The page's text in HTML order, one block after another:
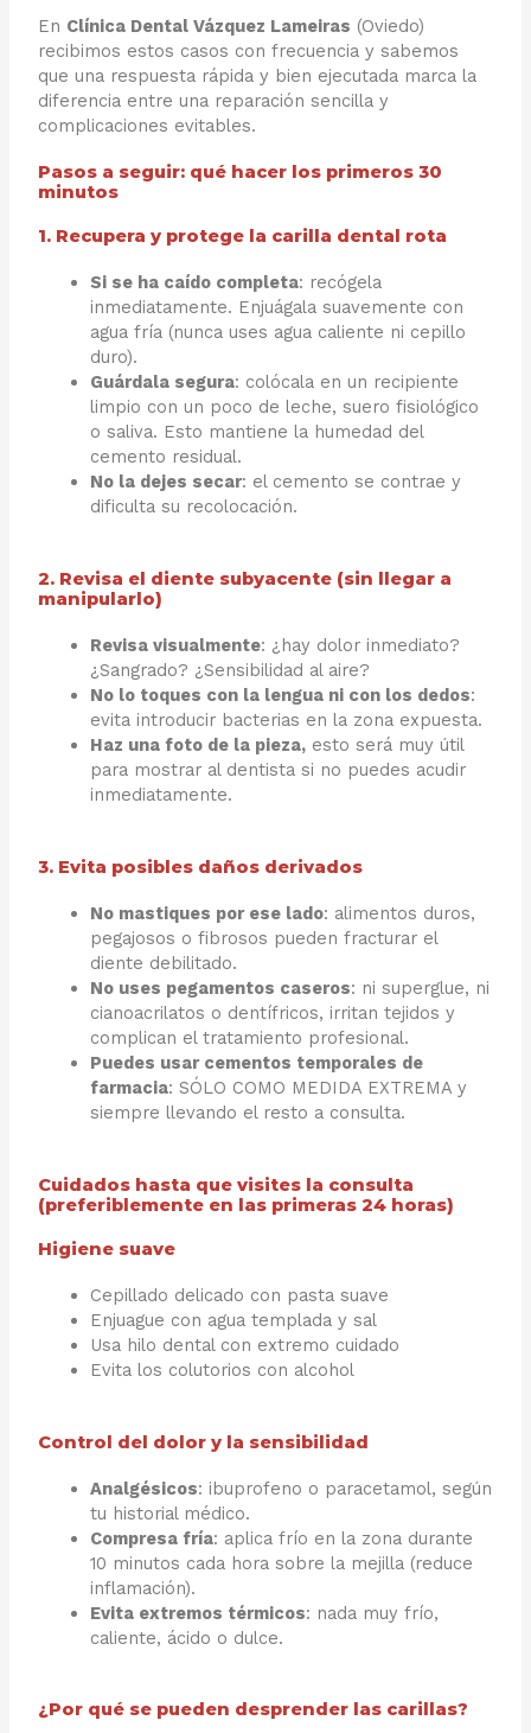
En Clínica Dental Vázquez Lameiras (Oviedo)
recibimos estos casos con frecuencia y sabemos
que una respuesta rápida y bien ejecutada marca la
diferencia entre una reparación sencilla y
complicaciones evitables.
Pasos a seguir: qué hacer los primeros 30
minutos
1. Recupera y protege la carilla dental rota
Si se ha caído completa: recógela
inmediatamente. Enjuágala suavemente con
agua fría (nunca uses agua caliente ni cepillo
duro).
Guárdala segura: colócala en un recipiente
limpio con un poco de leche, suero fisiológico
o saliva. Esto mantiene la humedad del
cemento residual.
No la dejes secar: el cemento se contrae y
dificulta su recolocación.
2. Revisa el diente subyacente (sin llegar a
manipularlo)
Revisa visualmente: ¿hay dolor inmediato?
¿Sangrado? ¿Sensibilidad al aire?
No lo toques con la lengua ni con los dedos:
evita introducir bacterias en la zona expuesta.
Haz una foto de la pieza, esto será muy útil
para mostrar al dentista si no puedes acudir
inmediatamente.
3. Evita posibles daños derivados
No mastiques por ese lado: alimentos duros,
pegajosos o fibrosos pueden fracturar el
diente debilitado.
No uses pegamentos caseros: ni superglue, ni
cianoacrilatos o dentífricos, irritan tejidos y
complican el tratamiento profesional.
Puedes usar cementos temporales de
farmacia: SÓLO COMO MEDIDA EXTREMA y
siempre llevando el resto a consulta.
Cuidados hasta que visites la consulta
(preferiblemente en las primeras 24 horas)
Higiene suave
Cepillado delicado con pasta suave
Enjuague con agua templada y sal
Usa hilo dental con extremo cuidado
Evita los colutorios con alcohol
Control del dolor y la sensibilidad
Analgésicos: ibuprofeno o paracetamol, según
tu historial médico.
Compresa fría: aplica frío en la zona durante
10 minutos cada hora sobre la mejilla (reduce
inflamación).
Evita extremos térmicos: nada muy frío,
caliente, ácido o dulce.
¿Por qué se pueden desprender las carillas?